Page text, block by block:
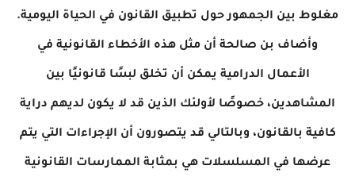
مغلوط بين الجمهور حول تطبيق القانون في الحياة اليومية.
وأضاف بن صالحة أن مثل هذه الأخطاء القانونية في
الأعمال الدرامية يمكن أن تخلق لبسًا قانونيًا بين
المشاهدين، خصوصًا لأولئك الذين قد لا يكون لديهم دراية
كافية بالقانون، وبالتالي قد يتصورون أن الإجراءات التي يتم
عرضها في المسلسلات هي بمثابة الممارسات القانونية